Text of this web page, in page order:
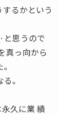
るかという
思うので
真っ向から
。
久に業 績